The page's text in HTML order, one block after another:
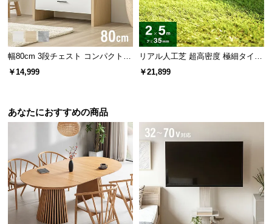
お
客
様
サ
ト
お
知
ら
収納自在なオープンスペース
家電を置ける広々としたオープンスペースは、小棚
やフック収納を活用して自分好みにアレンジできま
す。
幅80cm 3段チェスト コンパクトで
もたっぷり収納 木目調/モルタル調
￥14,999
リアル人工芝 超高密度 極細タイプ
芝丈35mm 2×5m 防草シート付
￥21,899
あなたにおすすめの商品